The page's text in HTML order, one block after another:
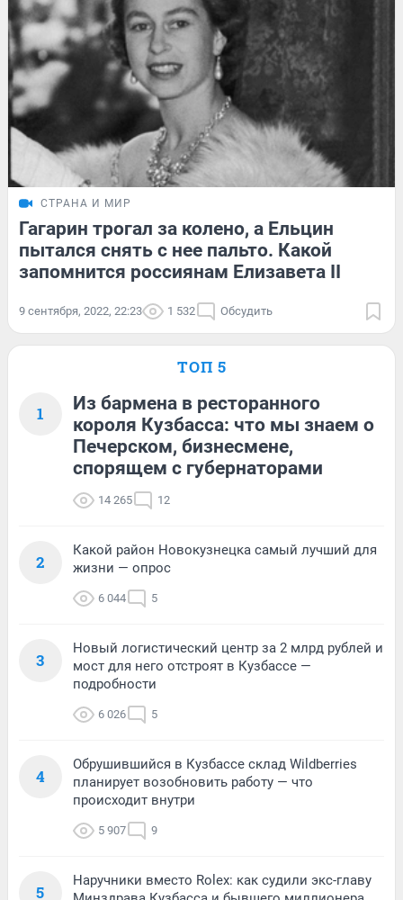
СТРАНА И МИР
Гагарин трогал за колено, а Ельцин
пытался снять с нее пальто. Какой
запомнится россиянам Елизавета II
9 сентября, 2022, 22:23 1 532 Обсудить
ТОП 5
1
Из бармена в ресторанного
короля Кузбасса: что мы знаем о
Печерском, бизнесмене,
спорящем с губернаторами
14 265 12
2
Какой район Новокузнецка самый лучший для
жизни — опрос
6 044 5
3
Новый логистический центр за 2 млрд рублей и
мост для него отстроят в Кузбассе —
подробности
6 026 5
4
Обрушившийся в Кузбассе склад Wildberries
планирует возобновить работу — что
происходит внутри
5 907 9
5
Наручники вместо Rolex: как судили экс-главу